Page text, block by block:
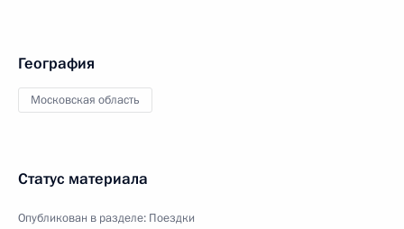
География
Московская область
Статус материала
Опубликован в разделе: Поездки